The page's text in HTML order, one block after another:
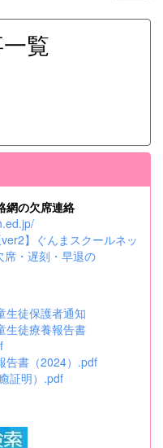
覧
網の欠席連絡
】ぐんまスクールネッ
席・遅刻・早退の
徒保護者通知
徒療養報告書
告書（2024）.pdf
証明）.pdf